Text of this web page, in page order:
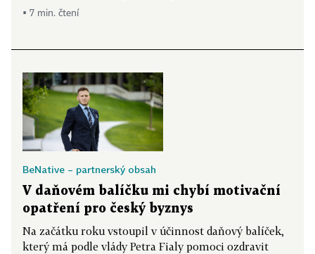
▪ 7 min. čtení
BeNative – partnerský obsah
V daňovém balíčku mi chybí motivační
opatření pro český byznys
Na začátku roku vstoupil v účinnost daňový balíček,
který má podle vlády Petra Fialy pomoci ozdravit